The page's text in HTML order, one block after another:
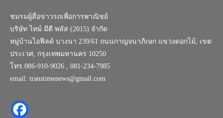
ชมรมผู้สื่อข่าวรถเพื่อการพาณิชย์
บริษัท ไทม์ มีดี พลัส (2015) จำกัด
หมู่บ้านไอฟีลด์ บางนา 239/61 ถนนกาญจนาภิเษก แขวงดอกไม้, เขต
ประเวศ, กรุงเทพมหานคร 10250
โทร.086-910-9026 , 081-234-7985
email: transtimenews@gmail.com